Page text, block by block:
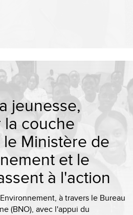
jeunesse,
couche
le Ministère de
et le
à l'action
à travers le Bureau
(BNO), avec l'appui du